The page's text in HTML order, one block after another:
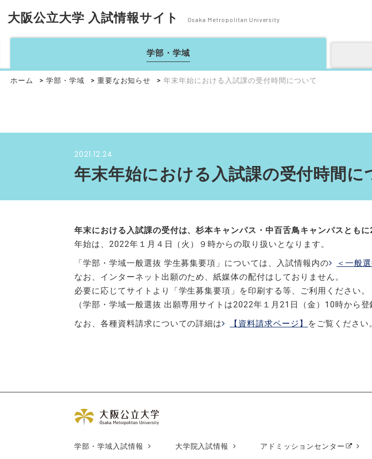
大阪公立大学 入試情報サイト Osaka Metropolitan University
学部・学域
ホーム 学部・学域 重要なお知らせ 年末年始における入試課の受付時間について
2021.12.24
年末年始における入試課の受付時間に
年末における入試課の受付は、杉本キャンパス・中百舌鳥キャンパスともに
年始は、2022年１月４日（火）９時からの取り扱いとなります。
「学部・学域一般選抜 学生募集要項」については、入試情報内の
＜一般
なお、インターネット出願のため、紙媒体の配付はしておりません。
必要に応じてサイトより「学生募集要項」を印刷する等、ご利用ください。
（学部・学域一般選抜 出願専用サイトは2022年１月21日（金）10時から登
なお、各種資料請求についての詳細は
【資料請求ページ】 をご覧ください
学部・学域入試情報 大学院入試情報 アドミッションセンター